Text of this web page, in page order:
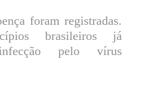
foram registradas.
brasileiros já
pelo vírus